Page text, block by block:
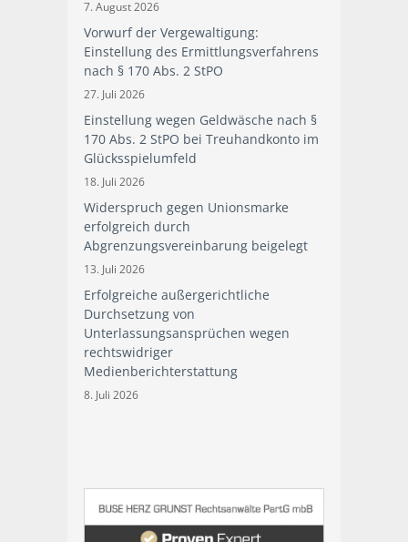
7. August 2026
Vorwurf der Vergewaltigung:
Einstellung des Ermittlungsverfahrens
nach § 170 Abs. 2 StPO
27. Juli 2026
Einstellung wegen Geldwäsche nach §
170 Abs. 2 StPO bei Treuhandkonto im
Glücksspielumfeld
18. Juli 2026
Widerspruch gegen Unionsmarke
erfolgreich durch
Abgrenzungsvereinbarung beigelegt
13. Juli 2026
Erfolgreiche außergerichtliche
Durchsetzung von
Unterlassungsansprüchen wegen
rechtswidriger
Medienberichterstattung
8. Juli 2026